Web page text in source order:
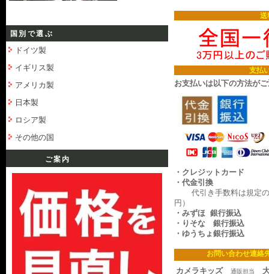
国別で選ぶ
ドイツ製
イギリス製
アメリカ製
日本製
ロシア製
その他の国
ご案内
送
支払
お支払いは以下の方法が
・クレジットカード
・代金引換
代引き手数料は規定の
円）
・みずほ 銀行振込
・りそな 銀行振込
・ゆうちょ銀行振込
お問い合わせ連絡
カメラキッズ 通販担当